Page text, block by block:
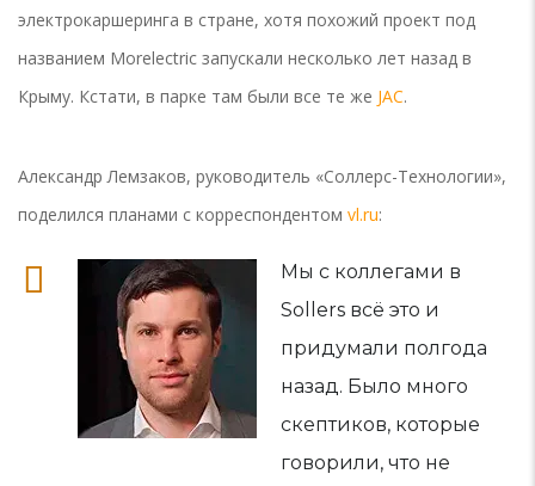
электрокаршеринга в стране, хотя похожий проект под
названием Morelectric запускали несколько лет назад в
Крыму. Кстати, в парке там были все те же JAC.
Александр Лемзаков, руководитель «Соллерс-Технологии»,
поделился планами с корреспондентом vl.ru:
Мы с коллегами в
Sollers всё это и
придумали полгода
назад. Было много
скептиков, которые
говорили, что не